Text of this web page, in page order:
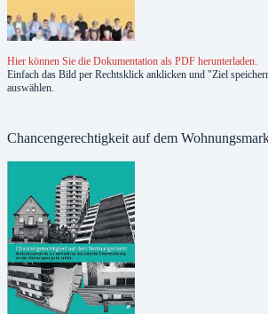
Hier können Sie die Dokumentation als PDF herunterladen.
Einfach das Bild per Rechtsklick anklicken und "Ziel
auswählen.
Chancengerechtigkeit auf dem